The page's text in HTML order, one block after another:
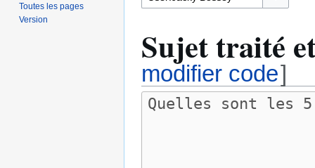
Basculer
Sujet traité
modifier code]
Toutes les pages
Version